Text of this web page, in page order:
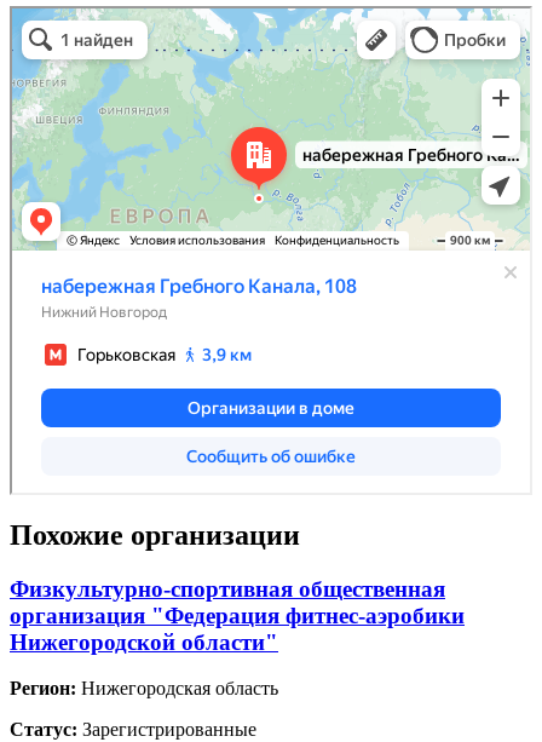
Похожие организации
Физкультурно-спортивная общественная
организация "Федерация фитнес-аэробики
Нижегородской области"
Регион: Нижегородская область
Статус: Зарегистрированные